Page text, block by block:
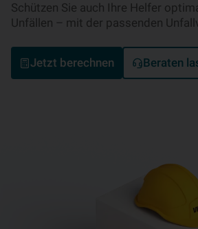
Schützen Sie auch Ihre Helfer
Unfällen – mit der passenden
Jetzt berechnen Beraten